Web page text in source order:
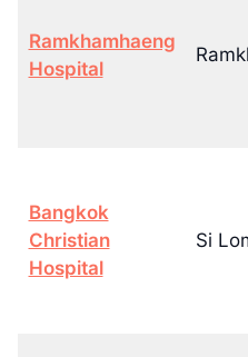
Ramkhamhaeng
Hospital
Bangkok
Christian
Hospital
Si